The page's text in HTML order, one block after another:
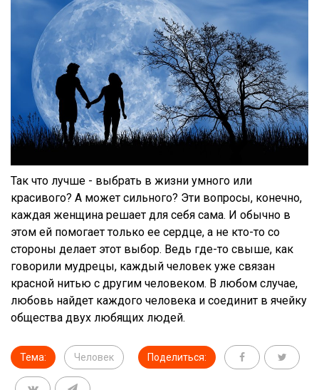
Так что лучше - выбрать в жизни умного или
красивого? А может сильного? Эти вопросы, конечно,
каждая женщина решает для себя сама. И обычно в
этом ей помогает только ее сердце, а не кто-то со
стороны делает этот выбор. Ведь где-то свыше, как
говорили мудрецы, каждый человек уже связан
красной нитью с другим человеком. В любом случае,
любовь найдет каждого человека и соединит в ячейку
общества двух любящих людей.
Тема: Человек Поделиться: